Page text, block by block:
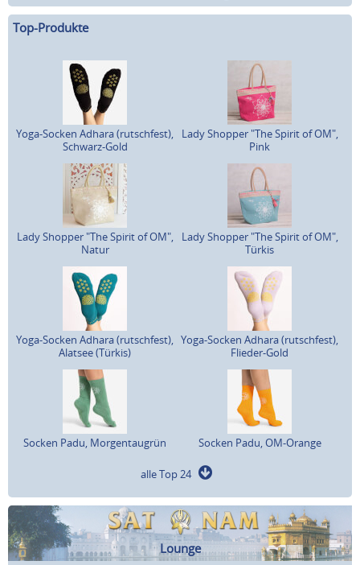
Top-Produkte
Yoga-Socken Adhara (rutschfest),
Schwarz-Gold
Lady Shopper "The Spirit of OM",
Pink
Lady Shopper "The Spirit of OM",
Natur
Lady Shopper "The Spirit of OM",
Türkis
Yoga-Socken Adhara (rutschfest),
Alatsee (Türkis)
Yoga-Socken Adhara (rutschfest),
Flieder-Gold
Socken Padu, Morgentaugrün Socken Padu, OM-Orange
alle Top 24
Lounge